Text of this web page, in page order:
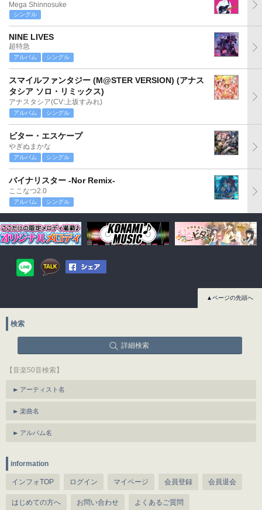
Mega Shinnosuke
シングル
NINE LIVES
超特急
アルバム シングル
スマイルファンタジー (M@STER VERSION) (アナス
タシア ソロ・リミックス)
アナスタシア(CV:上坂すみれ)
アルバム シングル
ビター・エスケープ
やぎぬまかな
アルバム シングル
バイナリスター -Nor Remix-
ここなつ2.0
アルバム シングル
▲ページの先頭へ
検索
詳細検索
【音楽50音検索】
アーティスト名
楽曲名
アルバム名
information
インフォTOP ログイン マイページ 会員登録 会員退会
はじめての方へ お問い合わせ よくあるご質問